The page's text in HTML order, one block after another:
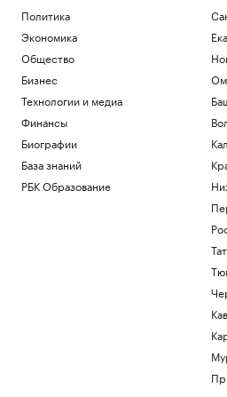
Политика
Экономика
Общество
Бизнес
Технологии и медиа
Финансы
Биографии
База знаний
РБК Образование